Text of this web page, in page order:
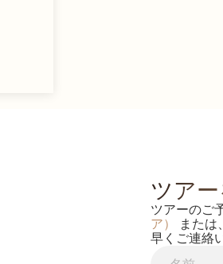
ツア
ツアーのご
ア）
または
早くご連絡